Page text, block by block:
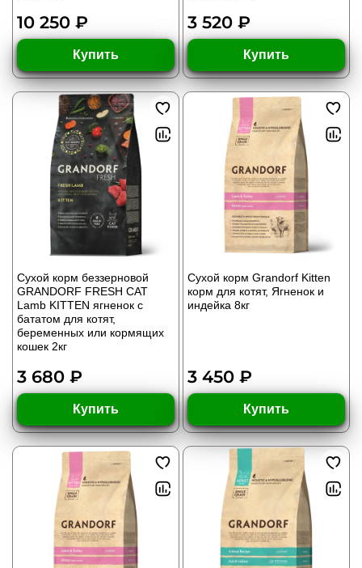
10 250 ₽
Купить
3 520 ₽
Купить
Сухой корм беззерновой
GRANDORF FRESH CAT
Lamb KITTEN ягненок с
бататом для котят,
беременных или кормящих
кошек 2кг
3 680 ₽
Купить
Сухой корм Grandorf Kitten
корм для котят, Ягненок и
индейка 8кг
3 450 ₽
Купить